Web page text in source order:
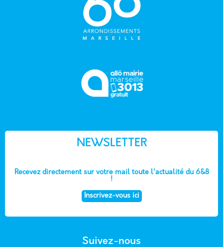
NEWSLETTER
Recevez directement sur votre mail toute l'actualité du 6&8
!
Inscrivez-vous ici
Suivez-nous